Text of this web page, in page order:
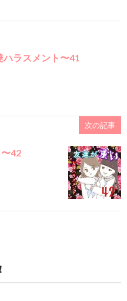
ラスメント〜41
次の記事
42